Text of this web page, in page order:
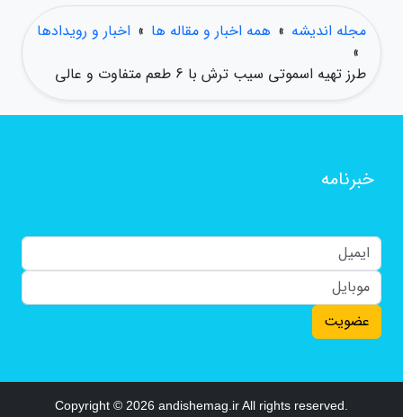
مجله اندیشه » همه اخبار و مقاله ها » اخبار و رویدادها
»
طرز تهیه اسموتی سیب ترش با 6 طعم متفاوت و عالی
خبرنامه
عضویت
Copyright © 2026 andishemag.ir All rights reserved.